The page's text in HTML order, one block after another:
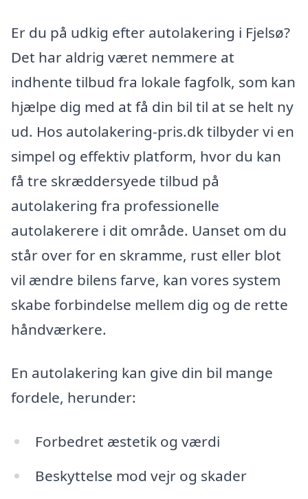
Er du på udkig efter autolakering i Fjelsø?
Det har aldrig været nemmere at
indhente tilbud fra lokale fagfolk, som kan
hjælpe dig med at få din bil til at se helt ny
ud. Hos autolakering-pris.dk tilbyder vi en
simpel og effektiv platform, hvor du kan
få tre skræddersyede tilbud på
autolakering fra professionelle
autolakerere i dit område. Uanset om du
står over for en skramme, rust eller blot
vil ændre bilens farve, kan vores system
skabe forbindelse mellem dig og de rette
håndværkere.
En autolakering kan give din bil mange
fordele, herunder:
Forbedret æstetik og værdi
Beskyttelse mod vejr og skader